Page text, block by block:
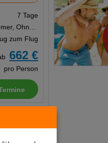
7 Tage
Doppelzimmer, Ohne Verpflegung
zum Flug
662 €
pro Person